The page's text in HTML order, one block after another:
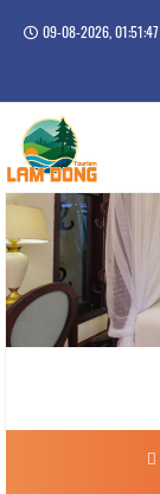
09-08-2026, 01:51:48